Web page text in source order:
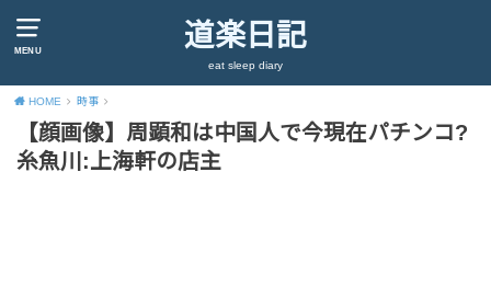
MENU 道楽日記
eat sleep diary
HOME 時事
【顔画像】周顕和は中国人で今現在パチンコ?
糸魚川:上海軒の店主